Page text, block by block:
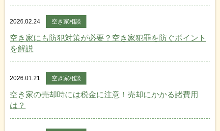
2026.02.24 空き家相談
空き家にも防犯対策が必要？空き家犯罪を防ぐポイント
を解説
2026.01.21 空き家相談
空き家の売却時には税金に注意！売却にかかる諸費用
は？